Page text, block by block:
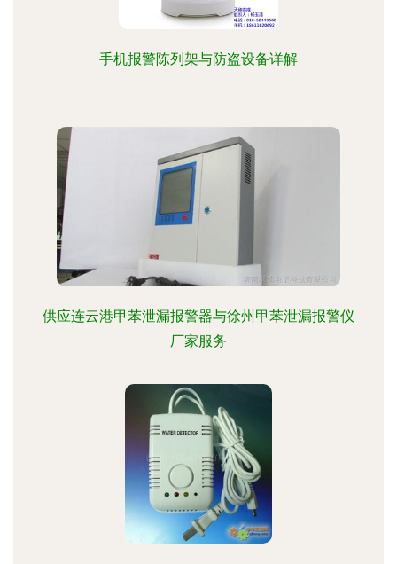
手机报警陈列架与防盗设备详解
供应连云港甲苯泄漏报警器与徐州甲苯泄漏报警仪
厂家服务